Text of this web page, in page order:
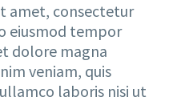
amet, consectetur
eiusmod tempor
dolore magna
veniam, quis
laboris nisi ut